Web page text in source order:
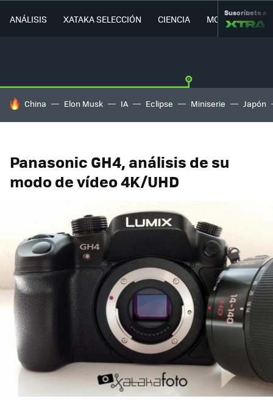
ANÁLISIS XATAKA SELECCIÓN CIENCIA MOVILIDAD
Suscríbete a
HOY SE HABLA DE
China Elon Musk IA Eclipse Miniserie Japón
Panasonic GH4, análisis de su
modo de vídeo 4K/UHD